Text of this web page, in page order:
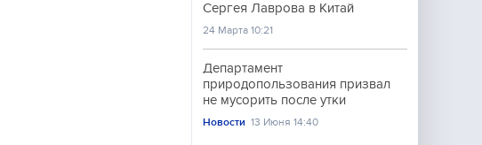
Сергея Лаврова в Китай
24 Марта 10:21
Департамент
природопользования призвал
не мусорить после утки
Новости 13 Июня 14:40